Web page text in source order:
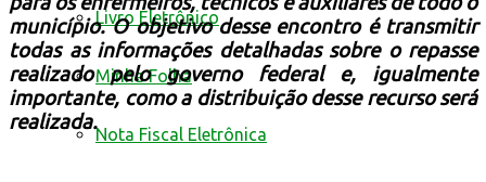
Livro Eletrônico
Minha Folha
Nota Fiscal Eletrônica
município. O objetivo desse encontro é transmitir
todas as informações detalhadas sobre o repasse
realizado pelo governo federal e, igualmente
importante, como a distribuição desse recurso será
realizada.